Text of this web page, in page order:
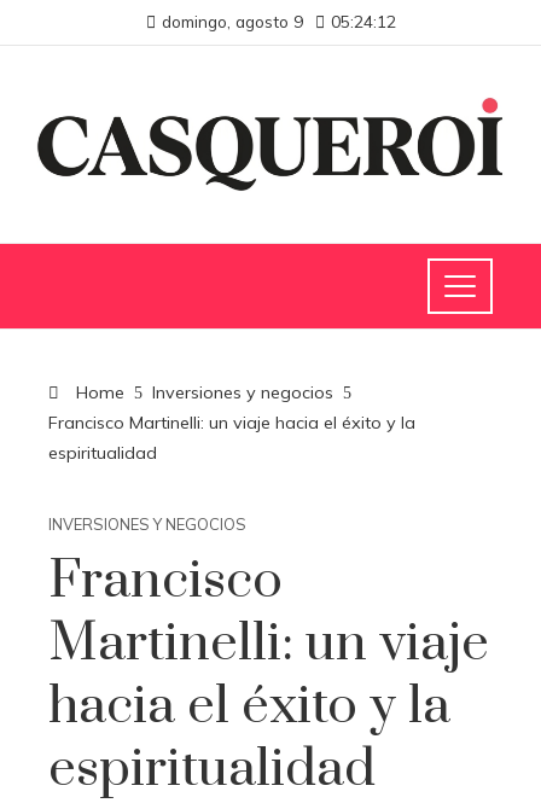
domingo, agosto 9 05:24:12
Home
Inversiones y negocios
Francisco Martinelli: un viaje hacia el éxito y la
espiritualidad
INVERSIONES Y NEGOCIOS
Francisco
Martinelli: un viaje
hacia el éxito y la
espiritualidad